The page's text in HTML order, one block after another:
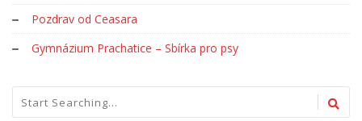
Pozdrav od Ceasara
Gymnázium Prachatice – Sbírka pro psy